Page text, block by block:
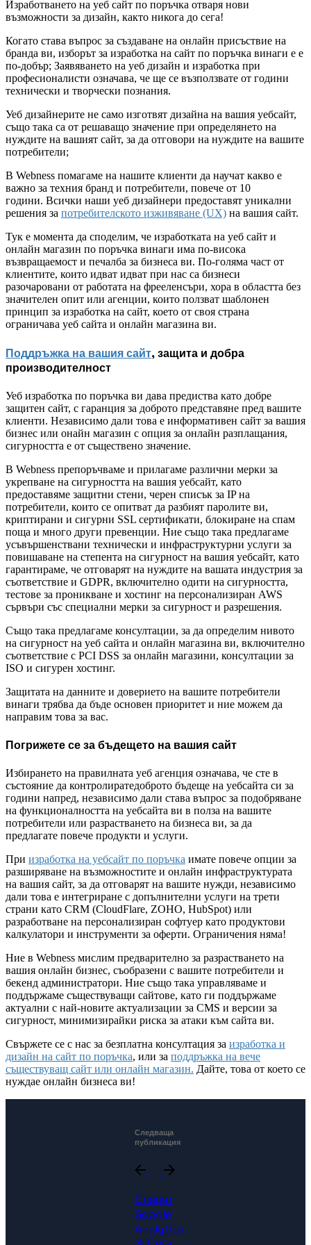
Изработването на уеб сайт по поръчка отваря нови
възможности за дизайн, както никога до сега!
Когато става въпрос за създаване на онлайн присъствие на
бранда ви, изборът за изработка на сайт по поръчка винаги е е
по-добър; Заявяването на уеб дизайн и изработка при
професионалисти означава, че ще се възползвате от години
технически и творчески познания.
Уеб дизайнерите не само изготвят дизайна на вашия уебсайт,
също така са от решаващо значение при определянето на
нуждите на вашият сайт, за да отговори на нуждите на вашите
потребители;
В Webness помагаме на нашите клиенти да научат какво е
важно за техния бранд и потребители, повече от 10
години. Всички наши уеб дизайнери предоставят уникални
решения за потребителското изживяване (UX) на вашия сайт.
Тук е момента да споделим, че изработката на уеб сайт и
онлайн магазин по поръчка винаги има по-висока
възвращаемост и печалба за бизнеса ви. По-голяма част от
клиентите, които идват идват при нас са бизнеси
разочаровани от работата на фрееленсъри, хора в областта без
значителен опит или агенции, които ползват шаблонен
принцип за изработка на сайт, което от своя страна
ограничава уеб сайта и онлайн магазина ви.
Поддръжка на вашия сайт, защита и добра
производителност
Уеб изработка по поръчка ви дава предиства като добре
защитен сайт, с гаранция за доброто представяне пред вашите
клиенти. Независимо дали това е информативен сайт за вашия
бизнес или онайн магазин с опция за онлайн разплащания,
сигурността е от съществено значение.
В Webness препоръчваме и прилагаме различни мерки за
укрепване на сигурността на вашия уебсайт, като
предоставяме защитни стени, черен списък за IP на
потребители, които се опитват да разбият паролите ви,
криптирани и сигурни SSL сертификати, блокиране на спам
поща и много други превенции. Ние също така предлагаме
усъвършенствани технически и инфраструктурни услуги за
повишаване на степента на сигурност на вашия уебсайт, като
гарантираме, че отговарят на нуждите на вашата индустрия за
съответствие и GDPR, включително одити на сигурността,
тестове за проникване и хостинг на персонализиран AWS
сървъри със специални мерки за сигурност и разрешения.
Също така предлагаме консултации, за да определим нивото
на сигурност на уеб сайта и онлайн магазина ви, включително
съответствие с PCI DSS за онлайн магазини, консултации за
ISO и сигурен хостинг.
Защитата на данните и доверието на вашите потребители
винаги трябва да бъде основен приоритет и ние можем да
направим това за вас.
Погрижете се за бъдещето на вашия сайт
Избирането на правилната уеб агенция означава, че сте в
състояние да контролиратедоброто бъдеще на уебсайта си за
години напред, независимо дали става въпрос за подобряване
на функционалността на уебсайта ви в полза на вашите
потребители или разрастването на бизнеса ви, за да
предлагате повече продукти и услуги.
При изработка на уебсайт по поръчка имате повече опции за
разширяване на възможностите и онлайн инфраструктурата
на вашия сайт, за да отговарят на вашите нужди, независимо
дали това е интегриране с допълнителни услуги на трети
страни като CRM (CloudFlare, ZOHO, HubSpot) или
разработване на персонализиран софтуер като продуктови
калкулатори и инструменти за оферти. Ограничения няма!
Ние в Webness мислим предварително за разрастването на
вашия онлайн бизнес, съобразени с вашите потребители и
бекенд администратори. Ние също така управляваме и
поддържаме съществуващи сайтове, като ги поддържаме
актуални с най-новите актуализации за CMS и версии за
сигурност, минимизирайки риска за атаки към сайта ви.
Свържете се с нас за безплатна консултация за изработка и
дизайн на сайт по поръчка, или за поддръжка на вече
съществуващ сайт или онлайн магазин. Дайте, това от което се
нуждае онлайн бизнеса ви!
Следваща
публикация
Спират
Google
Analytics